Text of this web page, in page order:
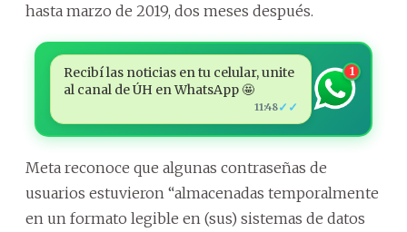
hasta marzo de 2019, dos meses después.
Recibí las noticias en tu celular, unite
al canal de ÚH en WhatsApp 🤩
11:48✓✓
1
Meta reconoce que algunas contraseñas de
usuarios estuvieron “almacenadas temporalmente
en un formato legible en (sus) sistemas de datos